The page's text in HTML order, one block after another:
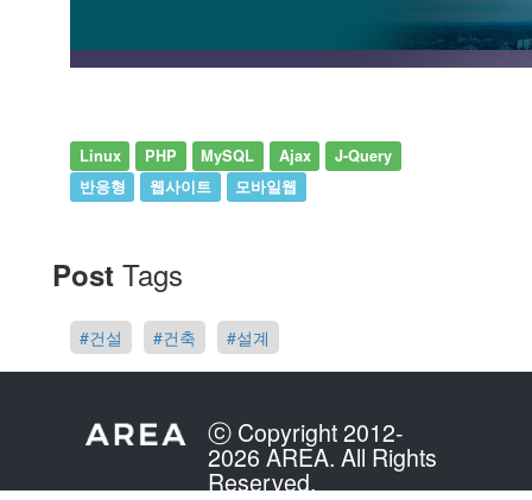
Linux PHP MySQL Ajax
J-Query
반응형
웹사이트 모바일웹
Post Tags
#건설 #건축 #설계
ⓒ Copyright 2012-
2026 AREA. All Rights
Reserved.